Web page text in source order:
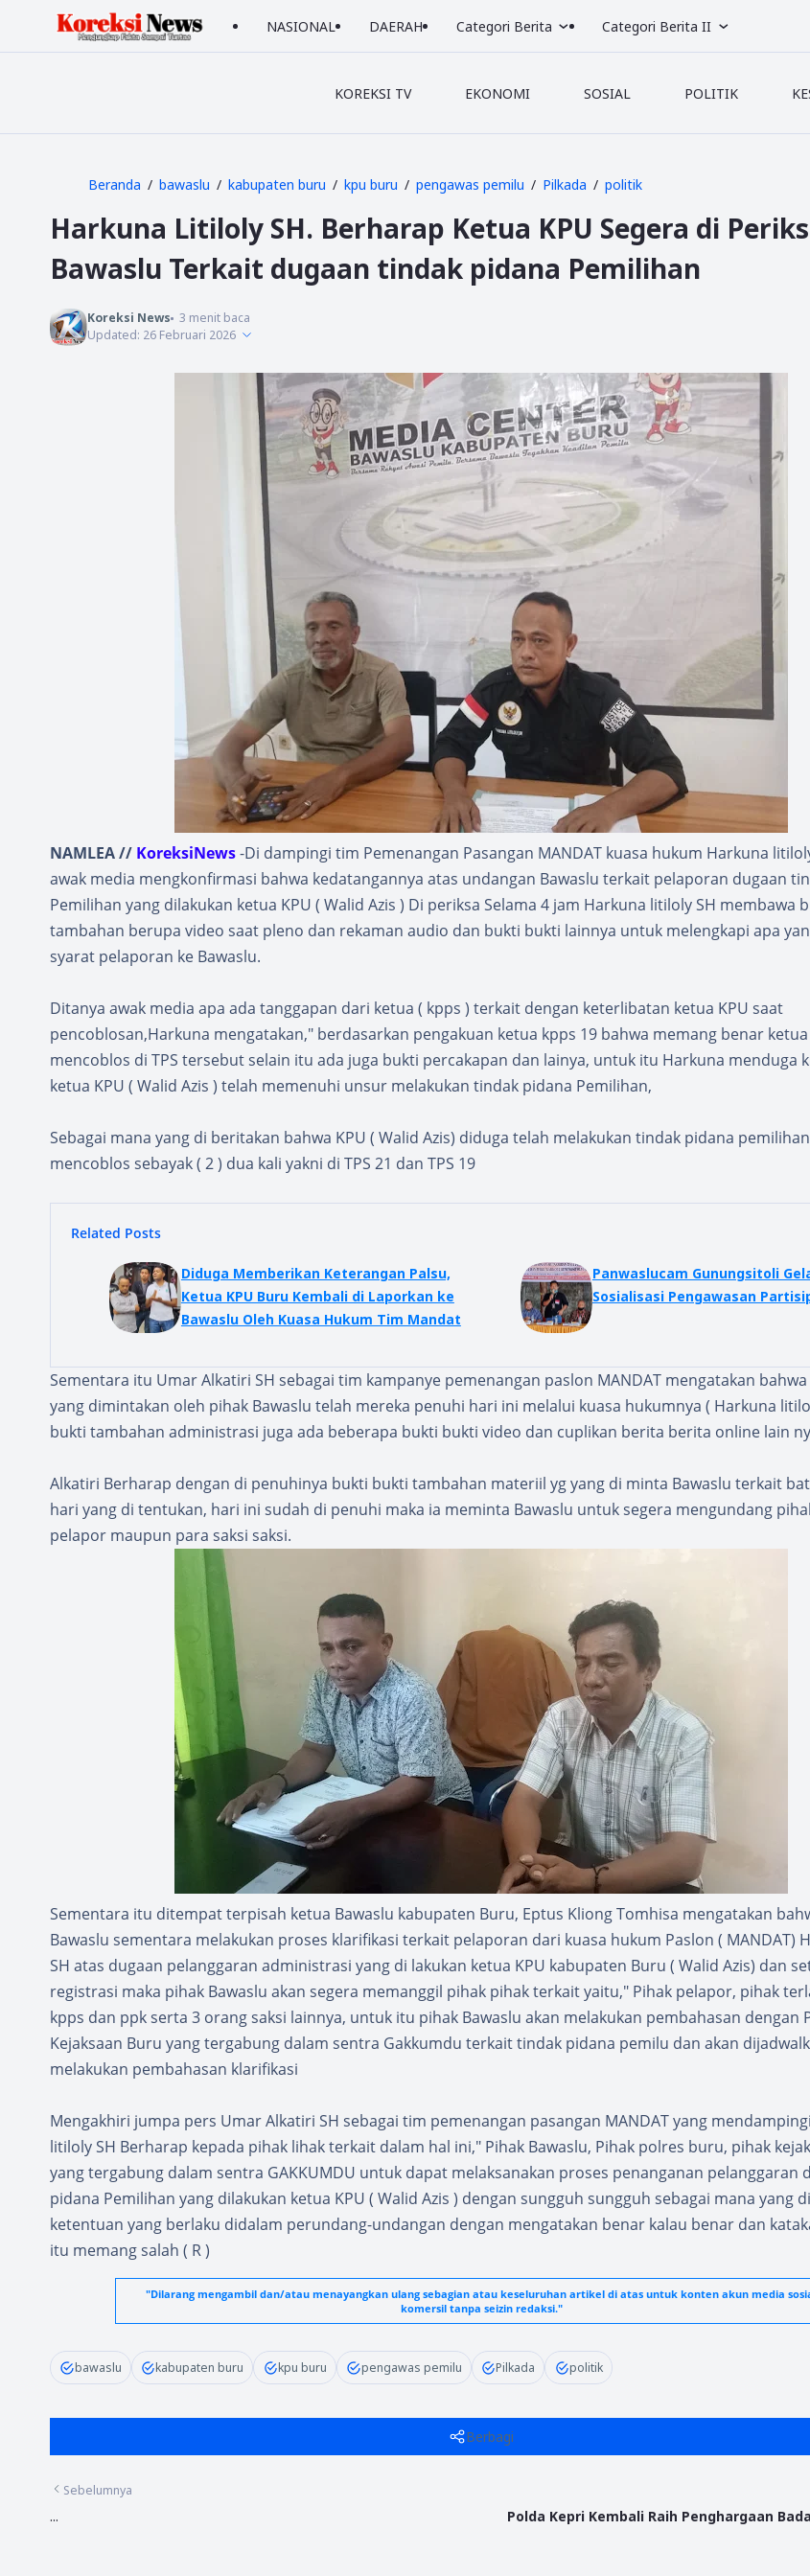
NASIONAL DAERAH Categori Berita Categori Berita II
KOREKSI TV EKONOMI SOSIAL POLITIK
Beranda bawaslu kabupaten buru kpu buru pengawas pemilu Pilkada politik
Harkuna Litiloly SH. Berharap Ketua KPU Segera di
Bawaslu Terkait dugaan tindak pidana Pemilihan
Koreksi News 3 menit baca
Updated: 26 Februari 2026
NAMLEA // KoreksiNews-Di dampingi tim Pemenangan Pasangan MANDAT kuasa hukum Harkuna
awak media mengkonfirmasi bahwa kedatangannya atas undangan Bawaslu terkait pelaporan dugaan
Pemilihan yang dilakukan ketua KPU ( Walid Azis ) Di periksa Selama 4 jam Harkuna litiloly SH membawa
tambahan berupa video saat pleno dan rekaman audio dan bukti bukti lainnya untuk melengkapi apa
syarat pelaporan ke Bawaslu.
Ditanya awak media apa ada tanggapan dari ketua ( kpps ) terkait dengan keterlibatan ketua KPU saat
pencoblosan,Harkuna mengatakan," berdasarkan pengakuan ketua kpps 19 bahwa memang benar ketua
mencoblos di TPS tersebut selain itu ada juga bukti percakapan dan lainya, untuk itu Harkuna menduga
ketua KPU ( Walid Azis ) telah memenuhi unsur melakukan tindak pidana Pemilihan,
Sebagai mana yang di beritakan bahwa KPU ( Walid Azis) diduga telah melakukan tindak pidana
mencoblos sebayak ( 2 ) dua kali yakni di TPS 21 dan TPS 19
Related Posts
Diduga Memberikan Keterangan Palsu,
Ketua KPU Buru Kembali di Laporkan ke
Bawaslu Oleh Kuasa Hukum Tim Mandat
Panwaslucam Gunungsitoli
Sosialisasi Pengawasan
Sementara itu Umar Alkatiri SH sebagai tim kampanye pemenangan paslon MANDAT mengatakan
yang dimintakan oleh pihak Bawaslu telah mereka penuhi hari ini melalui kuasa hukumnya ( Harkuna
bukti tambahan administrasi juga ada beberapa bukti bukti video dan cuplikan berita berita online lain
Alkatiri Berharap dengan di penuhinya bukti bukti tambahan materiil yg yang di minta Bawaslu terkait
hari yang di tentukan, hari ini sudah di penuhi maka ia meminta Bawaslu untuk segera mengundang
pelapor maupun para saksi saksi.
Sementara itu ditempat terpisah ketua Bawaslu kabupaten Buru, Eptus Kliong Tomhisa mengatakan
Bawaslu sementara melakukan proses klarifikasi terkait pelaporan dari kuasa hukum Paslon ( MANDAT)
SH atas dugaan pelanggaran administrasi yang di lakukan ketua KPU kabupaten Buru ( Walid Azis) dan
registrasi maka pihak Bawaslu akan segera memanggil pihak pihak terkait yaitu," Pihak pelapor, pihak
kpps dan ppk serta 3 orang saksi lainnya, untuk itu pihak Bawaslu akan melakukan pembahasan dengan
Kejaksaan Buru yang tergabung dalam sentra Gakkumdu terkait tindak pidana pemilu dan akan
melakukan pembahasan klarifikasi
Mengakhiri jumpa pers Umar Alkatiri SH sebagai tim pemenangan pasangan MANDAT yang
litiloly SH Berharap kepada pihak lihak terkait dalam hal ini," Pihak Bawaslu, Pihak polres buru, pihak
yang tergabung dalam sentra GAKKUMDU untuk dapat melaksanakan proses penanganan pelanggaran
pidana Pemilihan yang dilakukan ketua KPU ( Walid Azis ) dengan sungguh sungguh sebagai mana yang
ketentuan yang berlaku didalam perundang-undangan dengan mengatakan benar kalau benar dan
itu memang salah ( R )
"Dilarang mengambil dan/atau menayangkan ulang sebagian atau keseluruhan artikel di atas untuk konten akun media
komersil tanpa seizin redaksi."
bawaslu kabupaten buru kpu buru pengawas pemilu Pilkada politik
Berbagi
Sebelumnya
...
Polda Kepri Kembali Raih Penghargaan